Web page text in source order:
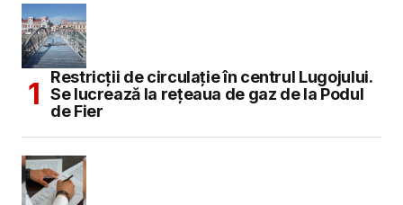
Restricții de circulație în centrul Lugojului.
Se lucrează la rețeaua de gaz de la Podul
de Fier